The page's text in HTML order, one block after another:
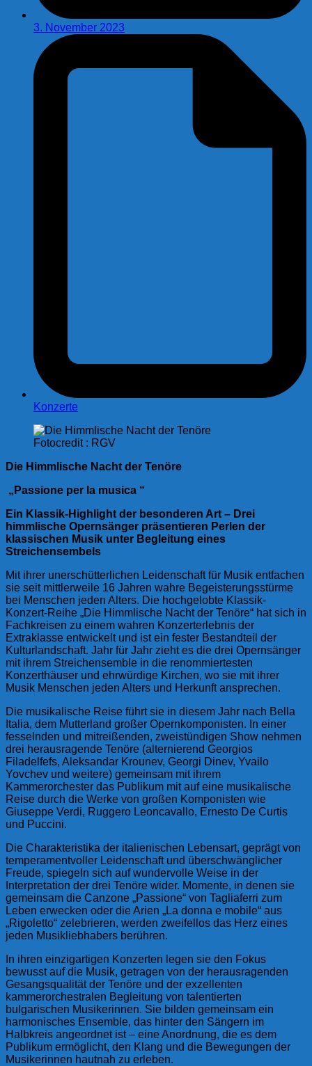
3. November 2023
Konzerte
Fotocredit : RGV
Die Himmlische Nacht der Tenöre
„ Passione per la musica “
Ein Klassik-Highlight der besonderen Art – Drei
himmlische Opernsänger präsentieren Perlen der
klassischen Musik unter Begleitung eines
Streichensembels
Mit ihrer unerschütterlichen Leidenschaft für Musik entfachen
sie seit mittlerweile 16 Jahren wahre Begeisterungsstürme
bei Menschen jeden Alters. Die hochgelobte Klassik-
Konzert-Reihe „Die Himmlische Nacht der Tenöre“ hat sich in
Fachkreisen zu einem wahren Konzerterlebnis der
Extraklasse entwickelt und ist ein fester Bestandteil der
Kulturlandschaft. Jahr für Jahr zieht es die drei Opernsänger
mit ihrem Streichensemble in die renommiertesten
Konzerthäuser und ehrwürdige Kirchen, wo sie mit ihrer
Musik Menschen jeden Alters und Herkunft ansprechen.
Die musikalische Reise führt sie in diesem Jahr nach Bella
Italia, dem Mutterland großer Opernkomponisten. In einer
fesselnden und mitreißenden, zweistündigen Show nehmen
drei herausragende Tenöre (alternierend Georgios
Filadelfefs, Aleksandar Krounev, Georgi Dinev, Yvailo
Yovchev und weitere) gemeinsam mit ihrem
Kammerorchester das Publikum mit auf eine musikalische
Reise durch die Werke von großen Komponisten wie
Giuseppe Verdi, Ruggero Leoncavallo, Ernesto De Curtis
und Puccini.
Die Charakteristika der italienischen Lebensart, geprägt von
temperamentvoller Leidenschaft und überschwänglicher
Freude, spiegeln sich auf wundervolle Weise in der
Interpretation der drei Tenöre wider. Momente, in denen sie
gemeinsam die Canzone „Passione“ von Tagliaferri zum
Leben erwecken oder die Arien „La donna e mobile“ aus
„Rigoletto“ zelebrieren, werden zweifellos das Herz eines
jeden Musikliebhabers berühren.
In ihren einzigartigen Konzerten legen sie den Fokus
bewusst auf die Musik, getragen von der herausragenden
Gesangsqualität der Tenöre und der exzellenten
kammerorchestralen Begleitung von talentierten
bulgarischen Musikerinnen. Sie bilden gemeinsam ein
harmonisches Ensemble, das hinter den Sängern im
Halbkreis angeordnet ist – eine Anordnung, die es dem
Publikum ermöglicht, den Klang und die Bewegungen der
Musikerinnen hautnah zu erleben.